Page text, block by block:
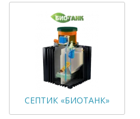
СЕПТИК «БИОТАНК»